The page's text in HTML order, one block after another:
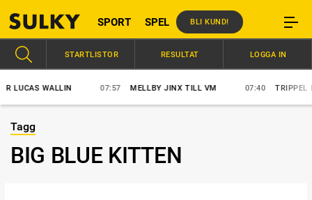
SPORT SPEL BLI KUND!
WALLIN 07:57 MELLBY JINX TILL VM 07:40 TRIPPEL
STARTLISTOR RESULTAT LOGGA IN
Tagg
BIG BLUE KITTEN